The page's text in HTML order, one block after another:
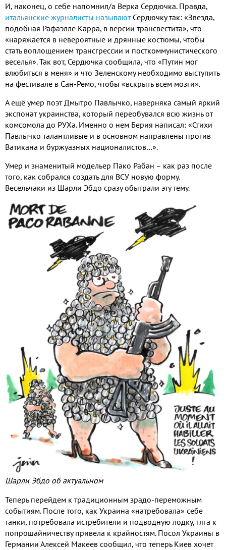
И, наконец, о себе напомнил/а Верка Сердючка. Правда,
итальянские журналисты называютСердючку так: «Звезда,
подобная Рафаэлле Карра, в версии трансвестита», что
«наряжается в невероятные и дрянные костюмы, чтобы
стать воплощением трансгрессии и посткоммунистического
веселья». Так вот, Сердючка сообщила, что «Путин мог
влюбиться в меня» и что Зеленскому необходимо выступить
на фестивале в Сан-Ремо, чтобы «вскрыть всем мозги».
А ещё умер поэт Дмытро Павлычко, наверняка самый яркий
экспонат украинства, который переобувался всю жизнь от
комсомола до РУХа. Именно о нем Берия написал: «Стихи
Павлычко талантливые и в основном направлены против
Ватикана и буржуазных националистов…».
Умер и знаменитый модельер Пако Рабан – как раз после
того, как собрался создать для ВСУ новую форму.
Весельчаки из Шарли Эбдо сразу обыграли эту тему.
Шарли Эбдо об актуальном
Теперь перейдем к традиционным зрадо-переможным
событиям. После того, как Украина «натребовала» себе
танки, потребовала истребители и подводную лодку, тяга к
попрошайничеству привела к крайностям. Посол Украины в
Германии Алексей Макеев сообщил, что теперь Киев хочет